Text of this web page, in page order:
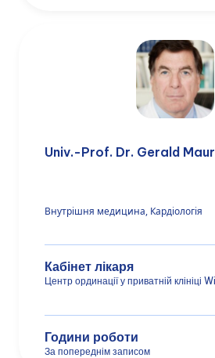
Univ.-Prof. Dr. Gerald
Внутрішня медицина, Кардіологія
Кабінет лікаря
Центр ординації у приватній
Години роботи
За попереднім записом